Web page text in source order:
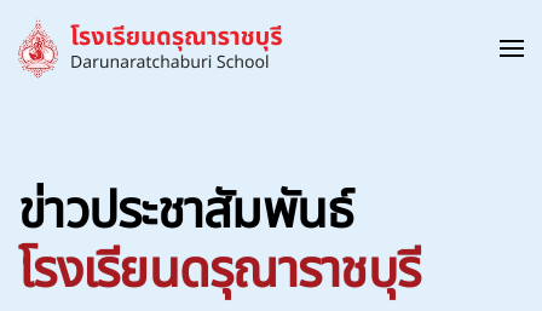
Skip to main content
ข่าวประชาสัมพันธ์
โรงเรียนดรุณาราชบุรี